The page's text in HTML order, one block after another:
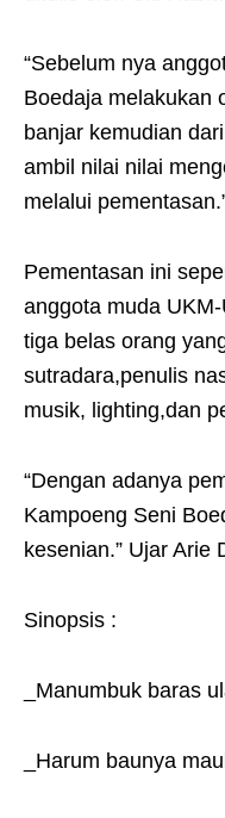
“Sebelum nya
Boedaja melakukan
banjar kemudian
ambil nilai nilai
melalui
Pementasan ini
anggota muda
tiga belas orang
sutradara,penulis
musik, lighting,dan
“Dengan adanya
Kampoeng Seni
kesenian.” Ujar Arie
Sinopsis :
_Manumbuk baras
_Harum baunya